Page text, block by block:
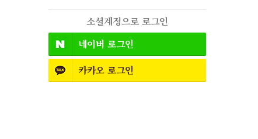
소셜계정으로 로그인
네이버 로그인
카카오 로그인